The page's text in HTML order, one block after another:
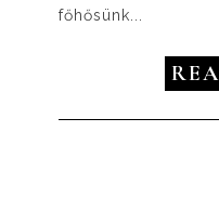
főhősünk...